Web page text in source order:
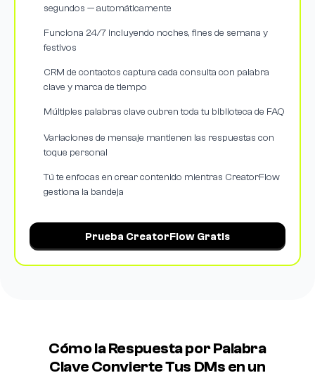
segundos — automáticamente
Funciona 24/7 incluyendo noches, fines de semana y
festivos
CRM de contactos captura cada consulta con palabra
clave y marca de tiempo
Múltiples palabras clave cubren toda tu biblioteca de FAQ
Variaciones de mensaje mantienen las respuestas con
toque personal
Tú te enfocas en crear contenido mientras CreatorFlow
gestiona la bandeja
Prueba CreatorFlow Gratis
Cómo la Respuesta por Palabra
Clave Convierte Tus DMs en un